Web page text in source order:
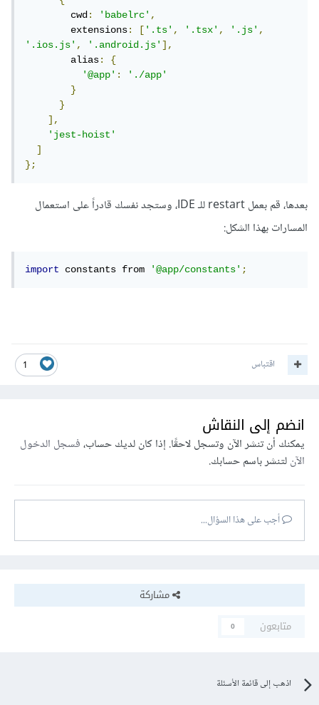
        cwd
: 'babelrc',
        extensions
: ['.ts', '.tsx', '.js',
'.ios.js', '.android.js'],
        alias
:
{
'@app':
'./app'
}
}
],
'jest-hoist'
]
};
بعدها، قم بعمل restart للـ IDE، وستجد نفسك قادراً على استعمال
المسارات بهذا الشكل:
import constants from '@app/constants';
1 اقتباس
انضم إلى النقاش
يمكنك أن تنشر الآن وتسجل لاحقًا. إذا كان لديك حساب،فسجل الدخول
الآنلتنشر باسم حسابك.
أجب على هذا السؤال...
مشاركة
متابعون
0
اذهب إلى قائمة الأسئلة